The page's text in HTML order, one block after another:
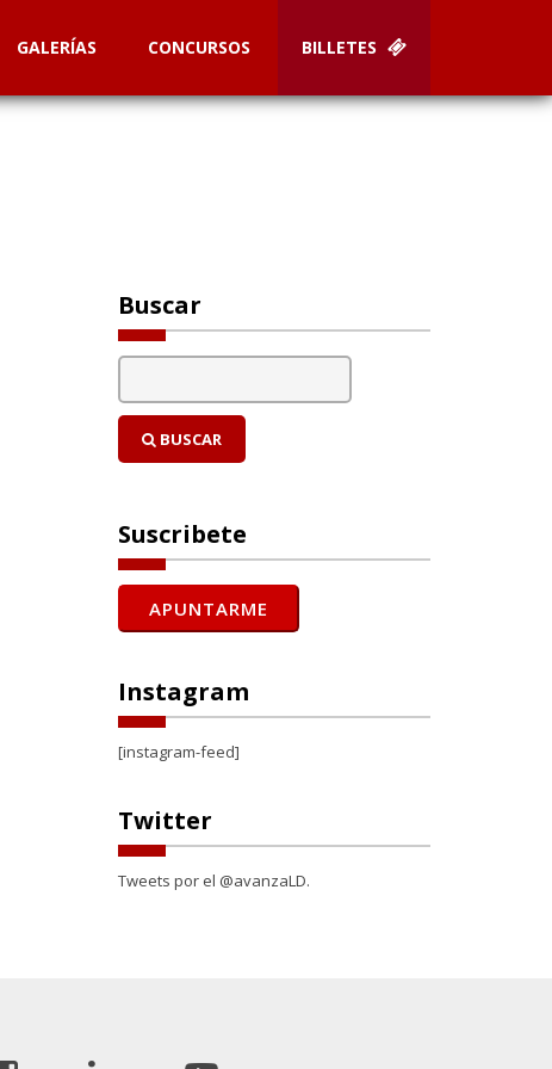
GALERÍAS CONCURSOS BILLETES
Buscar
BUSCAR
Suscribete
Instagram
[instagram-feed]
Twitter
Tweets por el @avanzaLD.